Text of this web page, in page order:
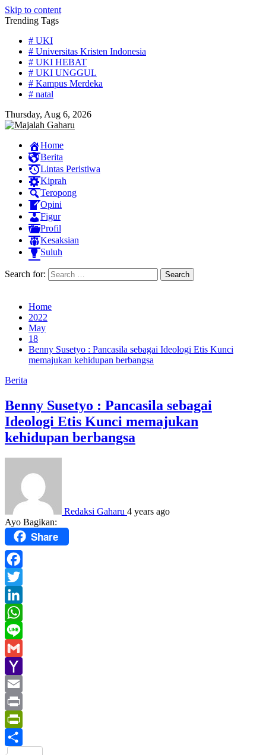
Skip to content
Trending Tags
# UKI
# Universitas Kristen Indonesia
# UKI HEBAT
# UKI UNGGUL
# Kampus Merdeka
# natal
Thursday, Aug 6, 2026
Home
Berita
Lintas Peristiwa
Kiprah
Teropong
Opini
Figur
Profil
Kesaksian
Suluh
Search for:
Home
2022
May
18
Benny Susetyo : Pancasila sebagai Ideologi Etis Kunci
memajukan kehidupan berbangsa
Berita
Benny Susetyo : Pancasila sebagai
Ideologi Etis Kunci memajukan
kehidupan berbangsa
Redaksi Gaharu 4 years ago
Ayo Bagikan:
Share
Facebook
Twitter
LinkedIn
WhatsApp
Line
Gmail
Yahoo
Mail
Email
Print
PrintFriendly